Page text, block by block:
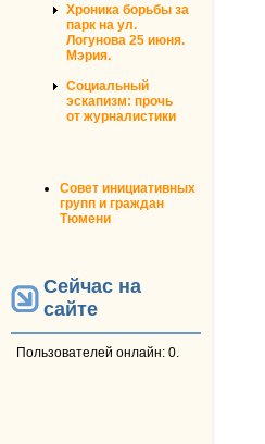
Хроника борьбы за
парк на ул.
Логунова 25 июня.
Мэрия.
Социальный
эскапизм: прочь
от журналистики
Совет инициативных
групп и граждан
Тюмени
Сейчас на
сайте
Пользователей онлайн: 0.